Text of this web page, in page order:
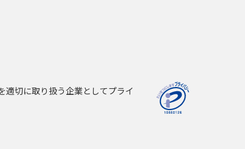
適切に取り扱う企業としてプライ